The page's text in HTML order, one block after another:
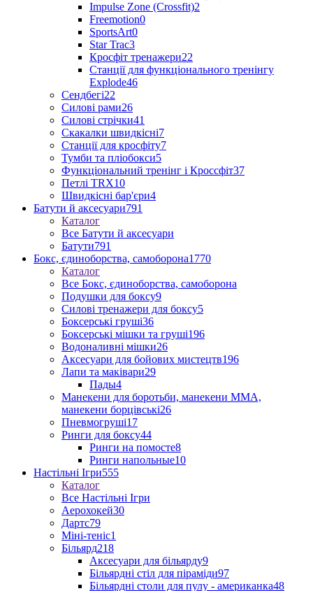
Impulse Zone (Crossfit)2
Freemotion0
SportsArt0
Star Trac3
Кросфіт тренажери22
Станції для функціонального тренінгу
Explode46
Сендбегі22
Силові рами26
Силові стрічки41
Скакалки швидкісні7
Станції для кросфіту7
Тумби та пліобокси5
Функціональний тренінг і Кроссфіт37
Петлі TRX10
Швидкісні бар'єри4
Батути й аксесуари791
Каталог
Все Батути й аксесуари
Батути791
Бокс, єдиноборства, самоборона1770
Каталог
Все Бокс, єдиноборства, самоборона
Подушки для боксу9
Силові тренажери для боксу5
Боксерські груші36
Боксерські мішки та груші196
Водоналивні мішки26
Аксесуари для бойових мистецтв196
Лапи та маківари29
Пады4
Манекени для боротьби, манекени ММА,
манекени борцівські26
Пневмогруші17
Ринги для боксу44
Ринги на помосте8
Ринги напольные10
Настільні Ігри555
Каталог
Все Настільні Ігри
Аерохокей30
Дартс79
Міні-теніс1
Більярд218
Аксесуари для більярду9
Більярдні стіл для піраміди97
Більярдні столи для пулу - американка48